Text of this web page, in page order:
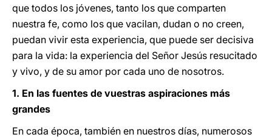
que todos los jóvenes, tanto los que comparten
nuestra fe, como los que vacilan, dudan o no creen,
puedan vivir esta experiencia, que puede ser decisiva
para la vida: la experiencia del Señor Jesús resucitado
y vivo, y de su amor por cada uno de nosotros.
1. En las fuentes de vuestras aspiraciones más
grandes
En cada época, también en nuestros días, numerosos